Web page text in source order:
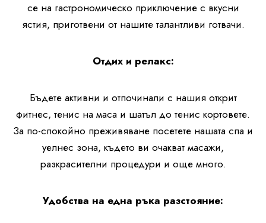
се на гастрономическо приключение с вкусни
ястия, приготвени от нашите талантливи готвачи.
Отдих и релакс:
Бъдете активни и отпочинали с нашия открит
фитнес, тенис на маса и шатъл до тенис кортовете.
За по-спокойно преживяване посетете нашата спа и
уелнес зона, където ви очакват масажи,
разкрасителни процедури и още много.
Удобства на една ръка разстояние: